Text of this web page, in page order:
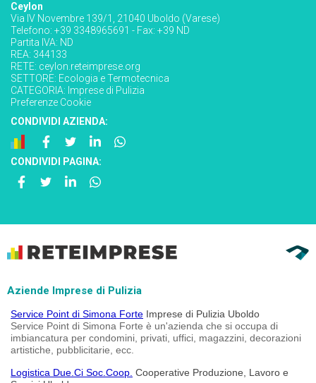
Ceylon
Via IV Novembre 139/1, 21040 Uboldo (Varese)
Telefono: +39 3348965691 - Fax: +39 ND
Partita IVA: ND
REA: 344133
RETE: ceylon.reteimprese.org
SETTORE: Ecologia e Termotecnica
CATEGORIA: Imprese di Pulizia
Preferenze Cookie
CONDIVIDI AZIENDA:
CONDIVIDI PAGINA:
Aziende Imprese di Pulizia
Service Point di Simona Forte Imprese di Pulizia Uboldo
Service Point di Simona Forte è un'azienda che si occupa di
imbiancatura per condomini, privati, uffici, magazzini, decorazioni
artistiche, pubblicitarie, ecc.
Logistica Due.Ci Soc.Coop. Cooperative Produzione, Lavoro e